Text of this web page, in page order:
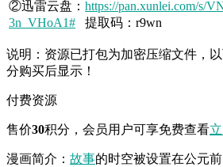
②迅雷云盘： https://pan.xunlei.com/s/
3n_VHoA1# 提取码：r9wn
说明：资源已打包为加密压缩文件，
分购买后显示！
付费资源
售价30积分 ，会员用户可享免费查看
漫画简介： 故事的时空被设置在公元